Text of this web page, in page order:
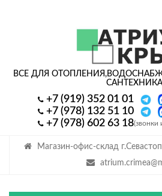
Магазин-офис-склад
ВСЕ ДЛЯ ОТОПЛЕНИЯ,
САНТЕХНИКА
+7 (919) 352 01 01
+7 (978) 132 51 10
+7 (978) 602 63 18(звонки